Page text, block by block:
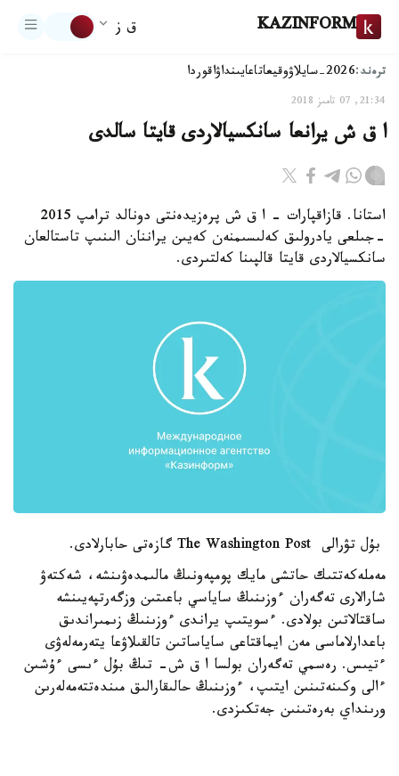
KAZINFORM ق ز
ترەند:2026-سايلاۋ وقيعاتاعايىنداۋاقوردا
21:34, 07 تامىز 2018
ا ق ش يرانعا سانكسيالاردى قايتا سالدى
استانا. قازاقپارات - ا ق ش پرەزيدەنتى دونالد ترامپ 2015
-جىلعى يادرولىق كەلىسىمنەن كەيىن يراننان الىنىپ تاستالعان
سانكسيالاردى قايتا قالپىنا كەلتىردى.
بۇل تۋرالى The Washington Post گازەتى حابارلادى.
مەملەكەتتىك حاتشى مايك پومپەونىڭ مالىمدەۋىنشە، شەكتەۋ
شارالارى تەگەران ءوزىنىڭ ساياسي باعىتىن وزگەرتپەيىنشە
ساقتالاتىن بولادى. ءسويتىپ يراندى ءوزىنىڭ زىمىراندىق
باعدارلاماسى مەن ايماقتاعى ساياساتىن تالقىلاۋعا يتەرمەلەۋى
ءتيىس. رەسمي تەگەران بولسا ا ق ش- تىڭ بۇل ءىسى ءۇشىن
ءالى وكىنەتىنىن ايتىپ، ءوزىنىڭ حالىقارالىق مىندەتتەمەلەرىن
ورىنداي بەرەتىنىن جەتكىزدى.